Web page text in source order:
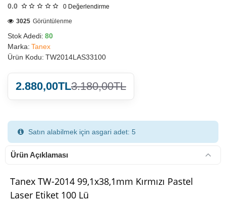
900 TL Üzeri Kargo Ücretsiz
0.0 0 Değerlendirme
Stok Adedi: 80
Marka: Tanex
Ürün Kodu: TW2014LAS33100
3025 Görüntülenme
2.880,00TL3.180,00TL
Satın alabilmek için asgari adet: 5
Ürün Açıklaması
Tanex TW-2014 99,1x38,1mm Kırmızı Pastel
Laser Etiket 100 Lü